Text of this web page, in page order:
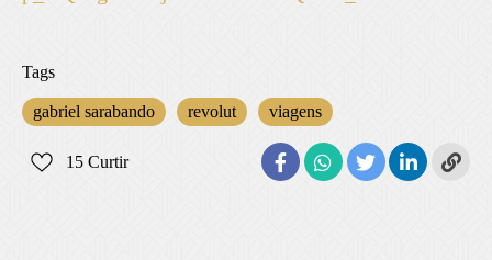
Tags
gabriel sarabando revolut viagens
15 Curtir